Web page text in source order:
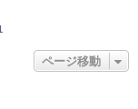
ページ移動